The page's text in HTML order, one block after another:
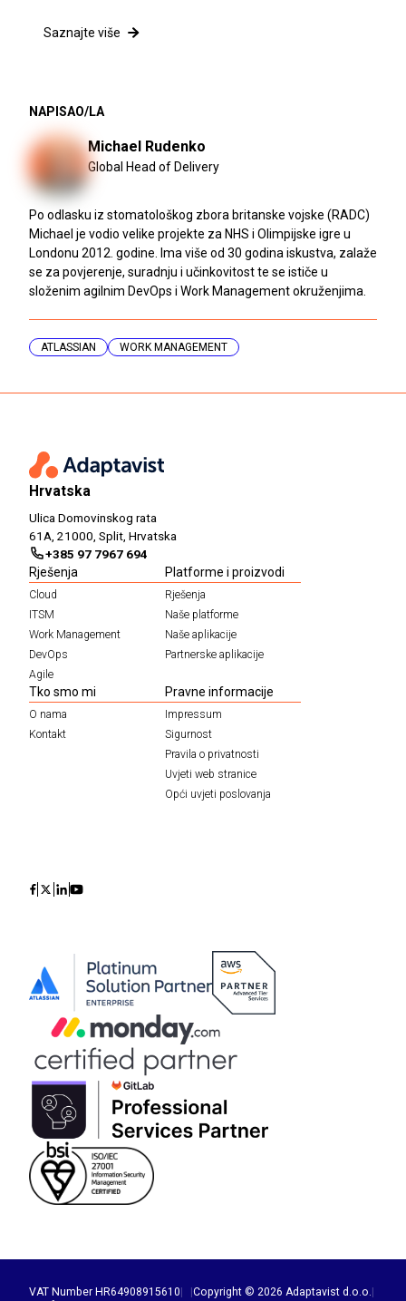
Saznajte više
NAPISAO/LA
Michael Rudenko
Global Head of Delivery
Po odlasku iz stomatološkog zbora britanske vojske (RADC)
Michael je vodio velike projekte za NHS i Olimpijske igre u
Londonu 2012. godine. Ima više od 30 godina iskustva, zalaže
se za povjerenje, suradnju i učinkovitost te se ističe u
složenim agilnim DevOps i Work Management okruženjima.
ATLASSIAN WORK MANAGEMENT
Hrvatska
Ulica Domovinskog rata
61A, 21000, Split, Hrvatska
+385 97 7967 694
Rješenja
Cloud
ITSM
Work Management
DevOps
Agile
Platforme i proizvodi
Rješenja
Naše platforme
Naše aplikacije
Partnerske aplikacije
Tko smo mi
O nama
Kontakt
Pravne informacije
Impressum
Sigurnost
Pravila o privatnosti
Uvjeti web stranice
Opći uvjeti poslovanja
IconIconIconIcon
VAT Number HR64908915610 Copyright © 2026 Adaptavist d.o.o.